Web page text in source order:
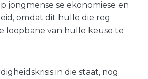
jongmense se ekonomiese en
omdat dit hulle die reg
loopbane van hulle keuse te
in die staat, nog